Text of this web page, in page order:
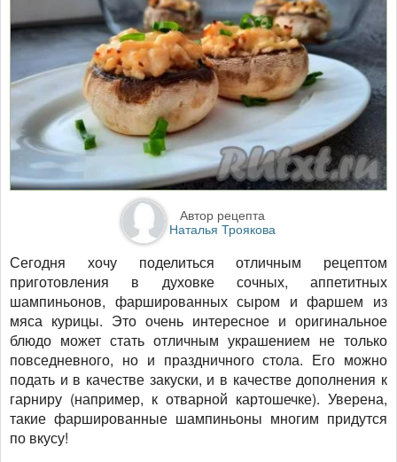
Автор рецепта
Наталья Троякова
Сегодня хочу поделиться отличным рецептом
приготовления в духовке сочных, аппетитных
шампиньонов, фаршированных сыром и фаршем из
мяса курицы. Это очень интересное и оригинальное
блюдо может стать отличным украшением не только
повседневного, но и праздничного стола. Его можно
подать и в качестве закуски, и в качестве дополнения к
гарниру (например, к отварной картошечке). Уверена,
такие фаршированные шампиньоны многим придутся
по вкусу!